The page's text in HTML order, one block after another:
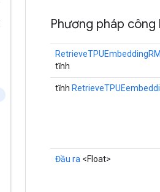
Phương pháp công
tĩnh
tĩnh
Đầu ra <Float>